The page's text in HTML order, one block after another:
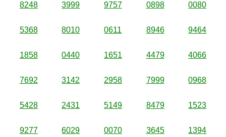
8248 3999 9757 0898 0080
5368 8010 0611 8946 9464
1858 0440 1651 4479 4066
7692 3142 2958 7999 0968
5428 2431 5149 8479 1523
9277 6029 0070 3645 1394